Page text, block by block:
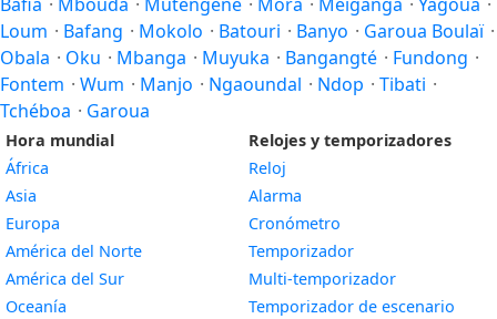
Loum · Bafang · Mokolo · Batouri · Banyo · Garoua Boulaï ·
Obala · Oku · Mbanga · Muyuka · Bangangté · Fundong ·
Fontem · Wum · Manjo · Ngaoundal · Ndop · Tibati ·
Tchéboa · Garoua
Hora mundial
África
Asia
Europa
América del Norte
América del Sur
Oceanía
Relojes y temporizadores
Reloj
Alarma
Cronómetro
Temporizador
Multi-temporizador
Temporizador de escenario